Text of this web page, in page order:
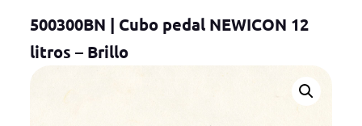
500300BN | Cubo pedal NEWICON 12
litros – Brillo